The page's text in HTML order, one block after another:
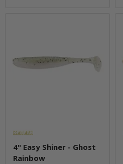
4" Easy Shiner - Ghost
Rainbow